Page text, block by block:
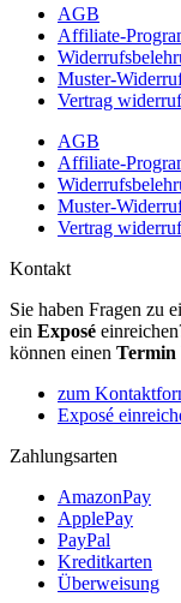
AGB
Affiliate-
Muster-
Vertrag
AGB
Affiliate-
Muster-
Vertrag
Kontakt
Sie haben Fragen zu
ein Exposé
können einen Termin
zum
Exposé
Zahlungsarten
AmazonPay
ApplePay
PayPal
Kreditkarten
Überweisung